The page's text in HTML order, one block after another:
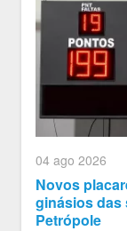
04 ago 2026
Novos
ginásios das
Petrópole